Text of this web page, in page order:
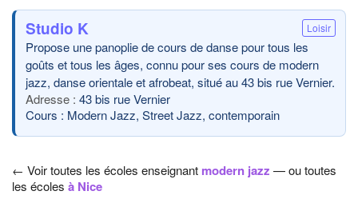
Studio K Loisir
Propose une panoplie de cours de danse pour tous les
goûts et tous les âges, connu pour ses cours de modern
jazz, danse orientale et afrobeat, situé au 43 bis rue Vernier.
43 bis rue Vernier
Cours : Modern Jazz, Street Jazz, contemporain
← Voir toutes les écoles enseignant modern jazz — ou toutes
les écoles à Nice